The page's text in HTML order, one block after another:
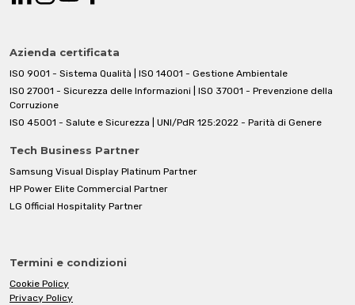
Azienda certificata
ISO 9001 - Sistema Qualità | ISO 14001 - Gestione Ambientale
ISO 27001 - Sicurezza delle Informazioni | ISO 37001 - Prevenzione della
Corruzione
ISO 45001 - Salute e Sicurezza | UNI/PdR 125:2022 - Parità di Genere
Tech Business Partner
Samsung Visual Display Platinum Partner
HP Power Elite Commercial Partner
LG Official Hospitality Partner
Termini e condizioni
Cookie Policy
Privacy Policy